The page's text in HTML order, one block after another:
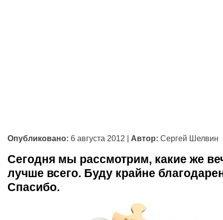
Опубликовано: 6 августа 2012 | Автор: Сергей Шелвин
Сегодня мы рассмотрим, какие же
лучше всего. Буду крайне
Спасибо.